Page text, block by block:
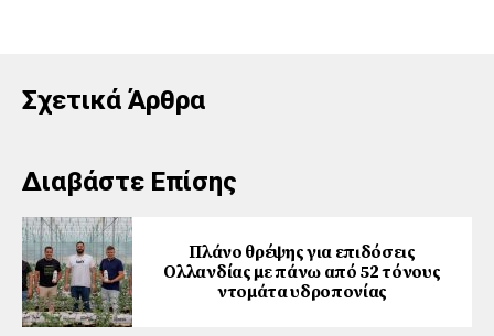
Σχετικά Άρθρα
Διαβάστε Επίσης
Πλάνο θρέψης για επιδόσεις
Ολλανδίας με πάνω από 52 τόνους
ντομάτα υδροπονίας